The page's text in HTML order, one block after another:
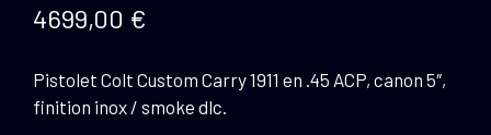
4699,00 €
Pistolet Colt Custom Carry 1911 en .45 ACP, canon 5″,
finition inox / smoke dlc.